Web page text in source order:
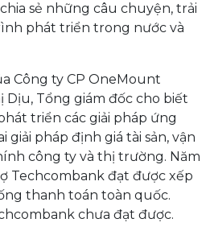
sẻ những câu chuyện, trải
phát triển trong nước và
Công ty CP OneMount
Dịu, Tổng giám đốc cho biết
triển các giải pháp ứng
pháp định giá tài sản, vận
công ty và thị trường. Năm
Techcombank đạt được xếp
thanh toán toàn quốc.
chưa đạt được.